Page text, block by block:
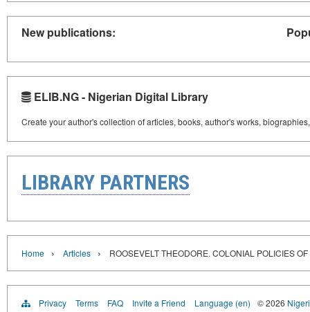
New publications:
ELIB.NG - Nigerian Digital Library
Create your author's collection of articles, books, author's works,
LIBRARY PARTNERS
Home › Articles › ROOSEVELT THEODORE. COLONIAL POLICIES
Privacy Terms FAQ Invite a Friend Language (en) © 2026